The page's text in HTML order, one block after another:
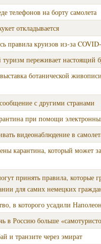
телефонов на борту самолета
откладывается
правила круизов из-за
переживает настоящий
ботанической
с другими странами
при помощи
видеонаблюдение в
карантина, который может
принять правила, которые
для самих немецких
в которого усадили
в Россию больше
и транзите через эмират